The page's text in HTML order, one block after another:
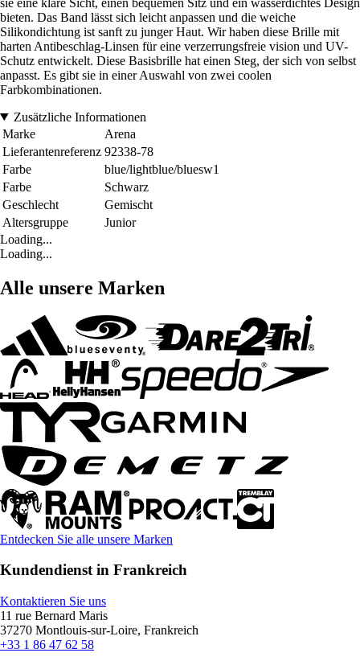
sie eine klare Sicht, einen bequemen Sitz und ein wasserdichtes Design
bieten. Das Band lässt sich leicht anpassen und die weiche
Silikondichtung ist sanft zu junger Haut. Wir haben diese Brille mit
harten Antibeschlag-Linsen für eine verzerrungsfreie vision und UV-
Schutz entwickelt. Diese Basisbrille hat einen Steg, der sich von selbst
anpasst. Es gibt sie in einer Auswahl von zwei coolen
Farbkombinationen.
Zusätzliche Informationen
Marke
Arena
Lieferantenreferenz 92338-78
Farbe
blue/lightblue/bluesw1
Farbe
Schwarz
Geschlecht
Gemischt
Altersgruppe
Junior
Loading...
Loading...
Alle unsere Marken
Entdecken Sie alle unsere Marken
Kundendienst in Frankreich
Kontaktieren Sie uns
11 rue Bernard Maris
37270 Montlouis-sur-Loire, Frankreich
+33 1 86 47 62 58